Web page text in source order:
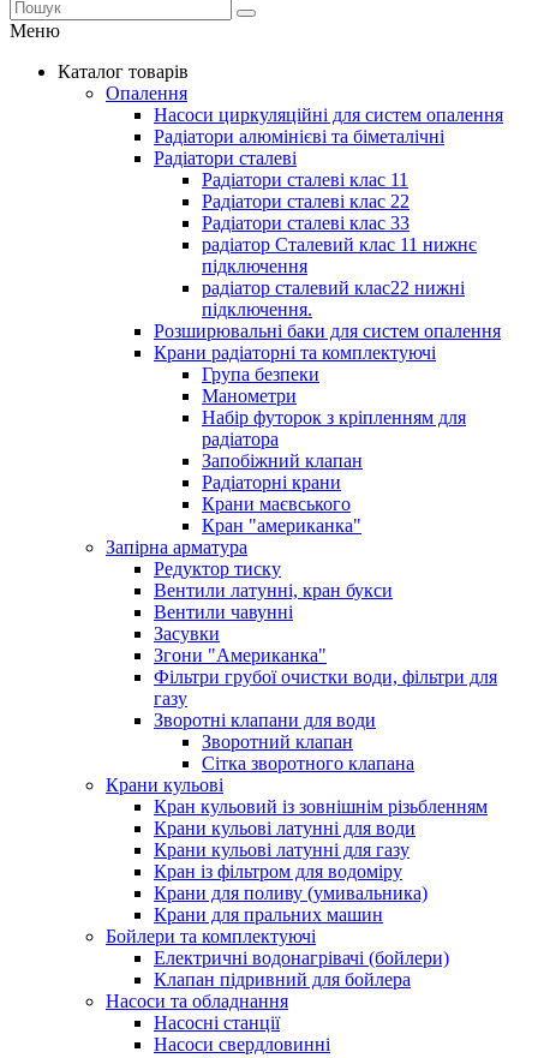
Меню
Каталог товарів
Опалення
Насоси циркуляційні для систем опалення
Радіатори алюмінієві та біметалічні
Радіатори сталеві
Радіатори сталеві клас 11
Радіатори сталеві клас 22
Радіатори сталеві клас 33
радіатор Сталевий клас 11 нижнє
підключення
радіатор сталевий клас22 нижні
підключення.
Розширювальні баки для систем опалення
Крани радіаторні та комплектуючі
Група безпеки
Манометри
Набір футорок з кріпленням для
радіатора
Запобіжний клапан
Радіаторні крани
Крани маєвського
Кран "американка"
Запірна арматура
Редуктор тиску
Вентили латунні, кран букси
Вентили чавунні
Засувки
Згони "Американка"
Фільтри грубої очистки води, фільтри для
газу
Зворотні клапани для води
Зворотний клапан
Сітка зворотного клапана
Крани кульові
Кран кульовий із зовнішнім різьбленням
Крани кульові латунні для води
Крани кульові латунні для газу
Кран із фільтром для водоміру
Крани для поливу (умивальника)
Крани для пральних машин
Бойлери та комплектуючі
Електричні водонагрівачі (бойлери)
Клапан підривний для бойлера
Насоси та обладнання
Насосні станції
Насоси свердловинні